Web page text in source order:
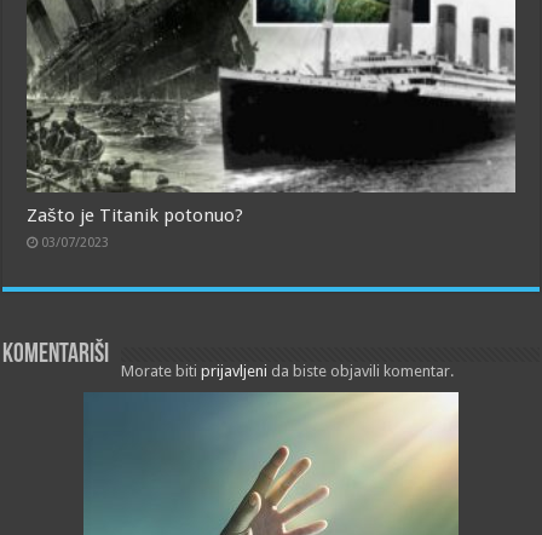
Zašto je Titanik potonuo?
03/07/2023
Komentariši
Morate bitiprijavljeni da biste objavili komentar.